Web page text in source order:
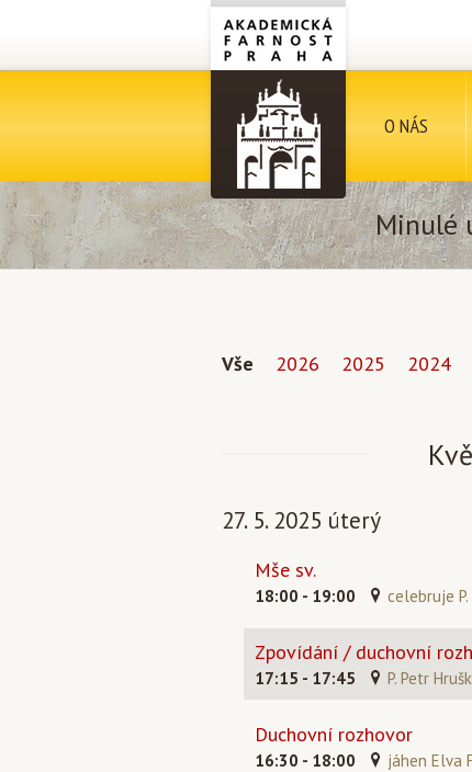
O NÁS
Minulé
Vše 2026 2025 2024
27. 5. 2025 úterý
Mše sv.
18:00 - 19:00 celebruje P.
Zpovídání / duchovní
17:15 - 17:45 P. Petr
Duchovní rozhovor
16:30 - 18:00 jáhen Elva